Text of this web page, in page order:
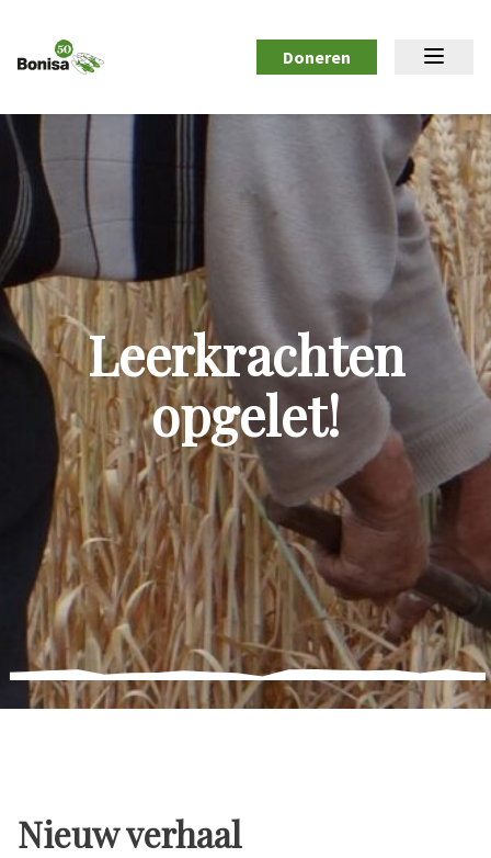
Doneren
Leerkrachten
opgelet!
Nieuw verhaal